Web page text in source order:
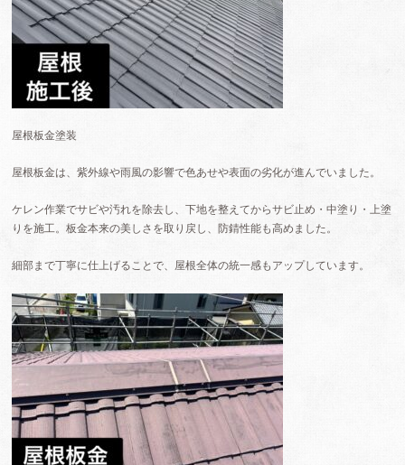
屋根板金塗装
屋根板金は、紫外線や雨風の影響で色あせや表面の劣化が進んでいました。
ケレン作業でサビや汚れを除去し、下地を整えてからサビ止め・中塗り・上塗
りを施工。板金本来の美しさを取り戻し、防錆性能も高めました。
細部まで丁寧に仕上げることで、屋根全体の統一感もアップしています。